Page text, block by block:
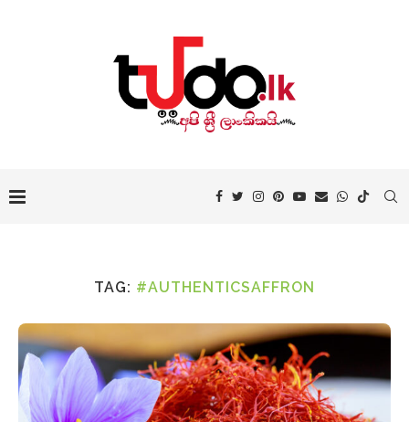
TAG: #AUTHENTICSAFFRON